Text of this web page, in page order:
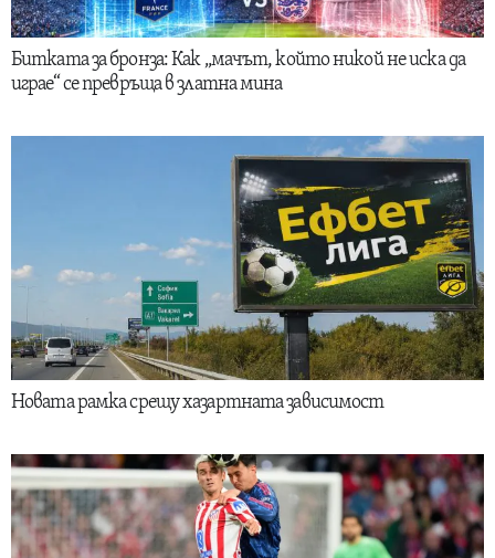
Битката за бронза: Как „мачът, който никой не иска да
играе“ се превръща в златна мина
Новата рамка срещу хазартната зависимост